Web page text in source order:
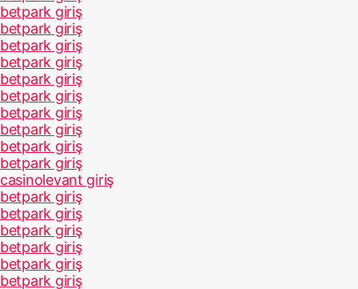
betpark giriş
betpark giriş
betpark giriş
betpark giriş
betpark giriş
betpark giriş
betpark giriş
betpark giriş
betpark giriş
betpark giriş
casinolevant giriş
betpark giriş
betpark giriş
betpark giriş
betpark giriş
betpark giriş
betpark giriş